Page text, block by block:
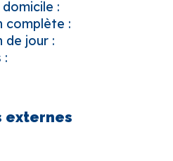
:
complète :
de jour :
:
externes